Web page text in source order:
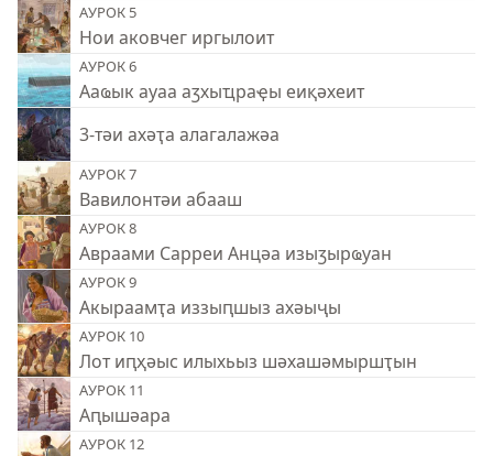
АУРОК 5
Нои аковчег иргылоит
АУРОК 6
Ааҩык ауаа аӡхыҵраҿы еиқәхеит
3-тәи ахәҭа алагалажәа
АУРОК 7
Вавилонтәи абааш
АУРОК 8
Авраами Сарреи Анцәа изыӡырҩуан
АУРОК 9
Акыраамҭа иззыԥшыз ахәыҷы
АУРОК 10
Лот иԥҳәыс илыхьыз шәхашәмыршҭын
АУРОК 11
Аԥышәара
АУРОК 12